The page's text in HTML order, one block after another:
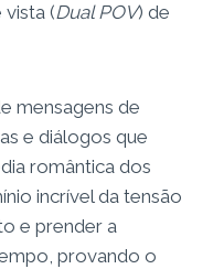
(Dual POV) de
mensagens de
e diálogos que
romântica dos
incrível da tensão
e prender a
provando o